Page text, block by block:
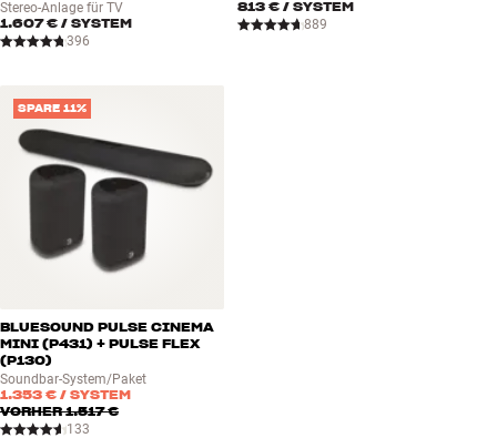
Stereo-Anlage für TV
1.607 € / SYSTEM
396
813 € / SYSTEM
889
SPARE 11%
BLUESOUND PULSE CINEMA
MINI (P431) + PULSE FLEX
(P130)
Soundbar-System/Paket
1.353 € / SYSTEM
VORHER1.517 €
133